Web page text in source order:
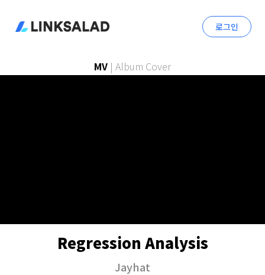
로그인
MV | Album Cover
Regression Analysis
Jayhat